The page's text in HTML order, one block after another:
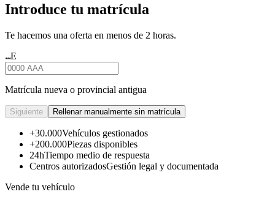
Introduce tu matrícula
Te hacemos una oferta en menos de 2 horas.
★★★E
Matrícula nueva o provincial antigua
Siguiente Rellenar manualmente sin matrícula
+30.000Vehículos gestionados
+200.000Piezas disponibles
24hTiempo medio de respuesta
Centros autorizadosGestión legal y documentada
Vende tu vehículo